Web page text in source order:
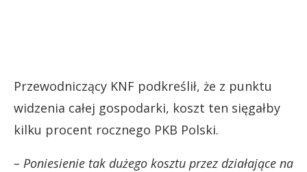
Przewodniczący KNF podkreślił, że z punktu
widzenia całej gospodarki, koszt ten sięgałby
kilku procent rocznego PKB Polski.
– Poniesienie tak dużego kosztu przez działające na